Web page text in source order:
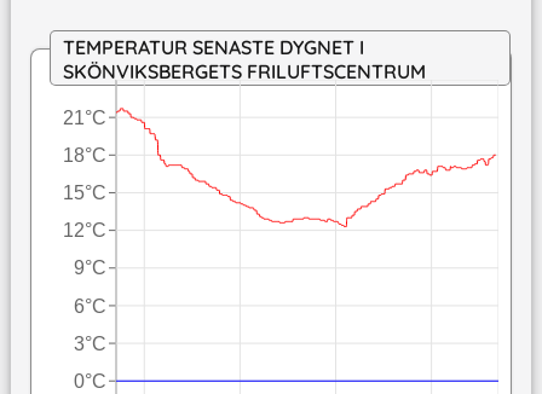
TEMPERATUR SENASTE DYGNET I
SKÖNVIKSBERGETS FRILUFTSCENTRUM
0°C
3°C
6°C
9°C
12°C
15°C
18°C
21°C